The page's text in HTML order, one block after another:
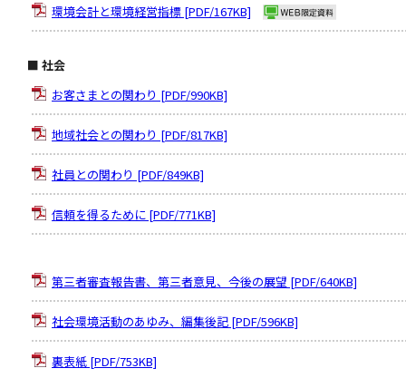
環境会計と環境経営指標 [PDF/167KB]
■ 社会
お客さまとの関わり [PDF/990KB]
地域社会との関わり [PDF/817KB]
社員との関わり [PDF/849KB]
信頼を得るために [PDF/771KB]
第三者審査報告書、第三者意見、今後の展望 [PDF/640KB]
社会環境活動のあゆみ、編集後記 [PDF/596KB]
裏表紙 [PDF/753KB]